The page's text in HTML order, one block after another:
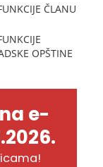
ČLANU
OPŠTINE
e-